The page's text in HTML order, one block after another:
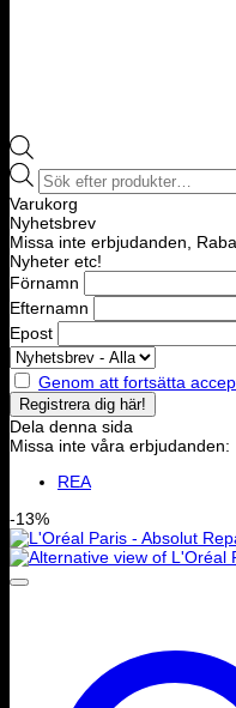
Products
search
Varukorg
Nyhetsbrev
Missa inte erbjudanden,
Nyheter etc!
Förnamn
Efternamn
Epost
Genom att fortsätta
Dela denna sida
Missa inte våra erbjudanden:
REA
-13%